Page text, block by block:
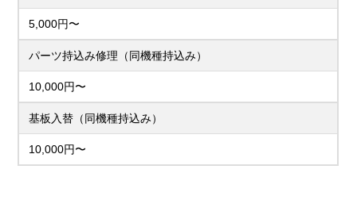
5,000円〜
パーツ持込み修理（同機種持込み）
10,000円〜
基板入替（同機種持込み）
10,000円〜